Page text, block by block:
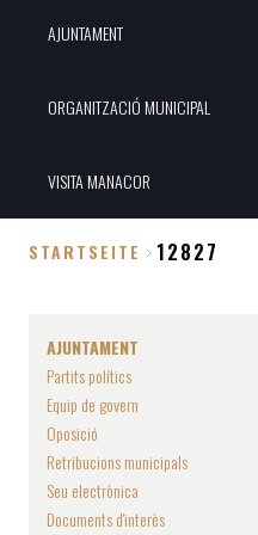
AJUNTAMENT
ORGANITZACIÓ MUNICIPAL
VISITA MANACOR
STARTSEITE 12827
AJUNTAMENT
Partits polítics
Equip de govern
Oposició
Retribucions municipals
Seu electrònica
Documents d'interès